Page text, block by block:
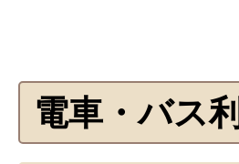
電車・バス